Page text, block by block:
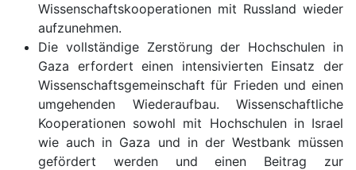
Wissenschaftskooperationen mit Russland wieder
aufzunehmen.
Die vollständige Zerstörung der Hochschulen in
Gaza erfordert einen intensivierten Einsatz der
Wissenschaftsgemeinschaft für Frieden und einen
umgehenden Wiederaufbau. Wissenschaftliche
Kooperationen sowohl mit Hochschulen in Israel
wie auch in Gaza und in der Westbank müssen
gefördert werden und einen Beitrag zur